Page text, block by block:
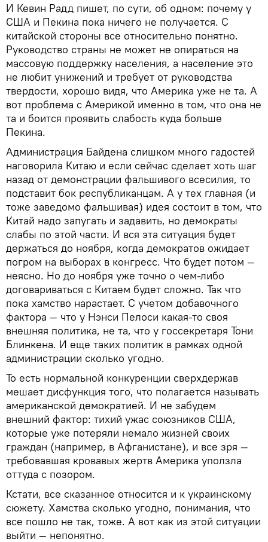
И Кевин Радд пишет, по сути, об одном: почему у
США и Пекина пока ничего не получается. С
китайской стороны все относительно понятно.
Руководство страны не может не опираться на
массовую поддержку населения, а население это
не любит унижений и требует от руководства
твердости, хорошо видя, что Америка уже не та. А
вот проблема с Америкой именно в том, что она не
та и боится проявить слабость куда больше
Пекина.
Администрация Байдена слишком много гадостей
наговорила Китаю и если сейчас сделает хоть шаг
назад от демонстрации фальшивого всесилия, то
подставит бок республиканцам. А у тех главная (и
тоже заведомо фальшивая) идея состоит в том, что
Китай надо запугать и задавить, но демократы
слабы по этой части. И вся эта ситуация будет
держаться до ноября, когда демократов ожидает
погром на выборах в конгресс. Что будет потом —
неясно. Но до ноября уже точно о чем-либо
договариваться с Китаем будет сложно. Так что
пока хамство нарастает. С учетом добавочного
фактора — что у Нэнси Пелоси какая-то своя
внешняя политика, не та, что у госсекретаря Тони
Блинкена. И еще таких политик в рамках одной
администрации сколько угодно.
То есть нормальной конкуренции сверхдержав
мешает дисфункция того, что полагается называть
американской демократией. И не забудем
внешний фактор: тихий ужас союзников США,
которые уже потеряли немало жизней своих
граждан (например, в Афганистане), и все зря —
требовавшая кровавых жертв Америка уползла
оттуда с позором.
Кстати, все сказанное относится и к украинскому
сюжету. Хамства сколько угодно, понимания, что
все пошло не так, тоже. А вот как из этой ситуации
выйти — непонятно.